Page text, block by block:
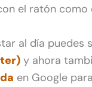
el ratón como
al día
y ahora
en Google